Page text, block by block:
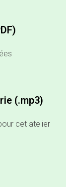
(.mp3)
cet atelier